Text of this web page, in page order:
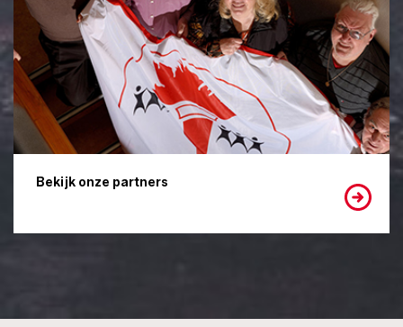
Bekijk onze partners